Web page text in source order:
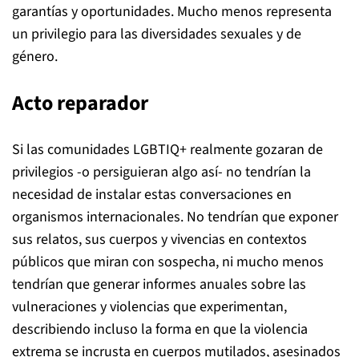
garantías y oportunidades. Mucho menos representa
un privilegio para las diversidades sexuales y de
género.
Acto reparador
Si las comunidades LGBTIQ+ realmente gozaran de
privilegios -o persiguieran algo así- no tendrían la
necesidad de instalar estas conversaciones en
organismos internacionales. No tendrían que exponer
sus relatos, sus cuerpos y vivencias en contextos
públicos que miran con sospecha, ni mucho menos
tendrían que generar informes anuales sobre las
vulneraciones y violencias que experimentan,
describiendo incluso la forma en que la violencia
extrema se incrusta en cuerpos mutilados, asesinados